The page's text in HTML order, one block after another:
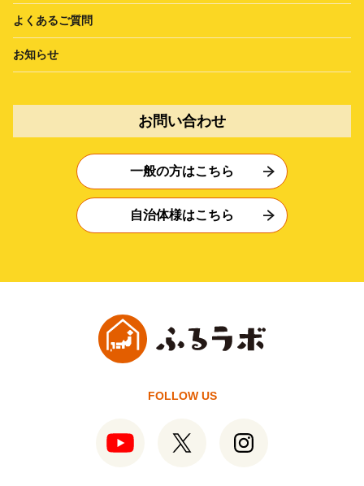
よくあるご質問
お知らせ
お問い合わせ
一般の方はこちら
自治体様はこちら
FOLLOW US